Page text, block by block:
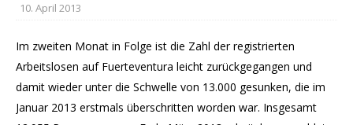
10. April 2013
Im zweiten Monat in Folge ist die Zahl der registrierten
Arbeitslosen auf Fuerteventura leicht zurückgegangen und
damit wieder unter die Schwelle von 13.000 gesunken, die im
Januar 2013 erstmals überschritten worden war. Insgesamt